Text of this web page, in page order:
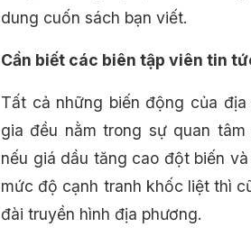
dung cuốn sách bạn viết.
Cần biết các biên tập viên tin
Tất cả những biến động của
gia đều nằm trong sự quan
nếu giá dầu tăng cao đột biến
mức độ cạnh tranh khốc liệt thì
đài truyền hình địa phương.